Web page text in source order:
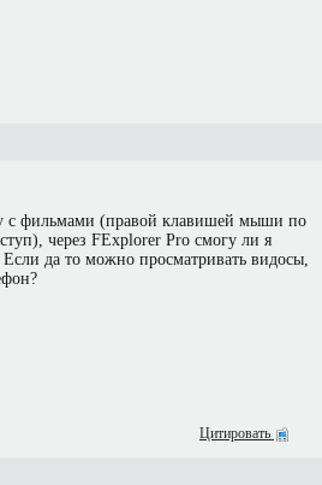
с фильмами (правой клавишей мыши по
через FExplorer Pro смогу ли я
да то можно просматривать видосы,
Цитировать